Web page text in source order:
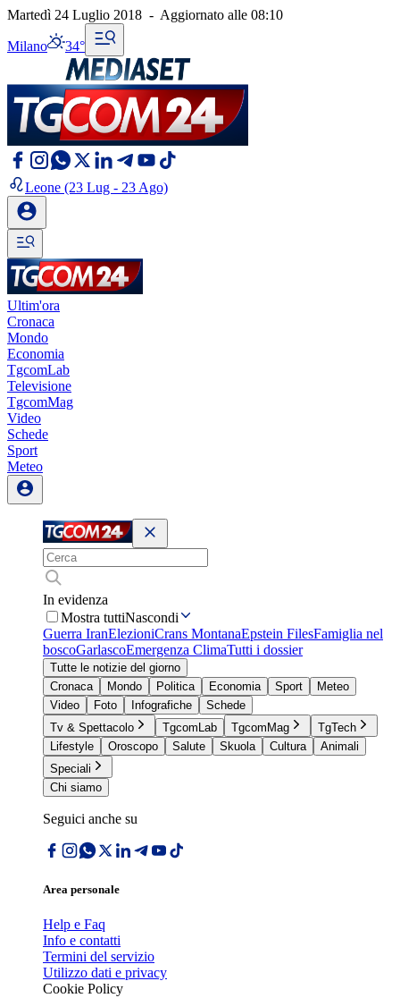
Martedì 24 Luglio 2018 - Aggiornato alle 08:10
Milano 34°
Leone (23 Lug - 23 Ago)
Ultim'ora
Cronaca
Mondo
Economia
TgcomLab
Televisione
TgcomMag
Video
Schede
Sport
Meteo
In evidenza
Mostra tuttiNascondi
Guerra IranElezioniCrans MontanaEpstein FilesFamiglia nel
boscoGarlascoEmergenza ClimaTutti i dossier
Tutte le notizie del giorno
Cronaca
Mondo Politica Economia Sport
Meteo
Video
Foto Infografiche
Schede
Tv & Spettacolo
TgcomLab TgcomMag
TgTech
Lifestyle
Oroscopo Salute Skuola Cultura
Animali
Speciali
Chi siamo
Seguici anche su
Area personale
Help e Faq
Info e contatti
Termini del servizio
Utilizzo dati e privacy
Cookie Policy